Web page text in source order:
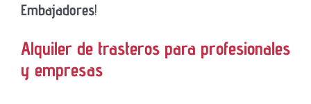
Embajadores!
Alquiler de trasteros para profesionales
y empresas